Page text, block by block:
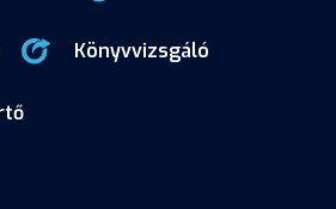
Könyvvizsgáló